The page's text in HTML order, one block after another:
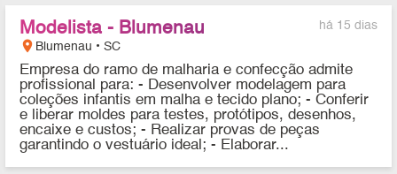
há 15 dias
Modelista - Blumenau
location_on Blumenau • SC
Empresa do ramo de malharia e confecção admite
profissional para: - Desenvolver modelagem para
coleções infantis em malha e tecido plano; - Conferir
e liberar moldes para testes, protótipos, desenhos,
encaixe e custos; - Realizar provas de peças
garantindo o vestuário ideal; - Elaborar...